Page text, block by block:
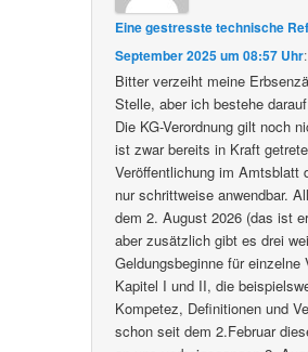
Eine gestresste technische
September 2025 um 08:57 Uhr:
Bitter verzeiht meine
Stelle, aber ich bestehe
Die KG-Verordnung gilt noch
ist zwar bereits in Kraft
Veröffentlichung im Amtsblatt
nur schrittweise anwendbar.
dem 2. August 2026 (das ist
aber zusätzlich gibt es drei
Geldungsbeginne für einzelne
Kapitel I und II, die
Kompetez, Definitionen und
schon seit dem 2.Februar